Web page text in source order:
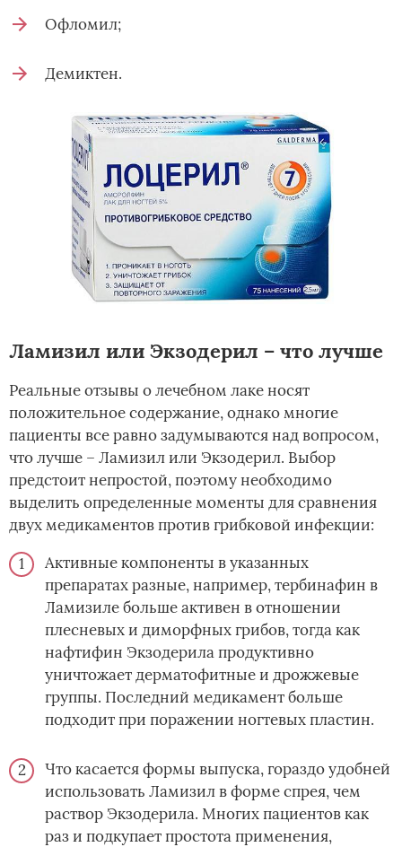
Офломил;
Демиктен.
Ламизил или Экзодерил – что лучше
Реальные отзывы о лечебном лаке носят
положительное содержание, однако многие
пациенты все равно задумываются над вопросом,
что лучше – Ламизил или Экзодерил. Выбор
предстоит непростой, поэтому необходимо
выделить определенные моменты для сравнения
двух медикаментов против грибковой инфекции:
Активные компоненты в указанных
препаратах разные, например, тербинафин в
Ламизиле больше активен в отношении
плесневых и диморфных грибов, тогда как
нафтифин Экзодерила продуктивно
уничтожает дерматофитные и дрожжевые
группы. Последний медикамент больше
подходит при поражении ногтевых пластин.
Что касается формы выпуска, гораздо удобней
использовать Ламизил в форме спрея, чем
раствор Экзодерила. Многих пациентов как
раз и подкупает простота применения,